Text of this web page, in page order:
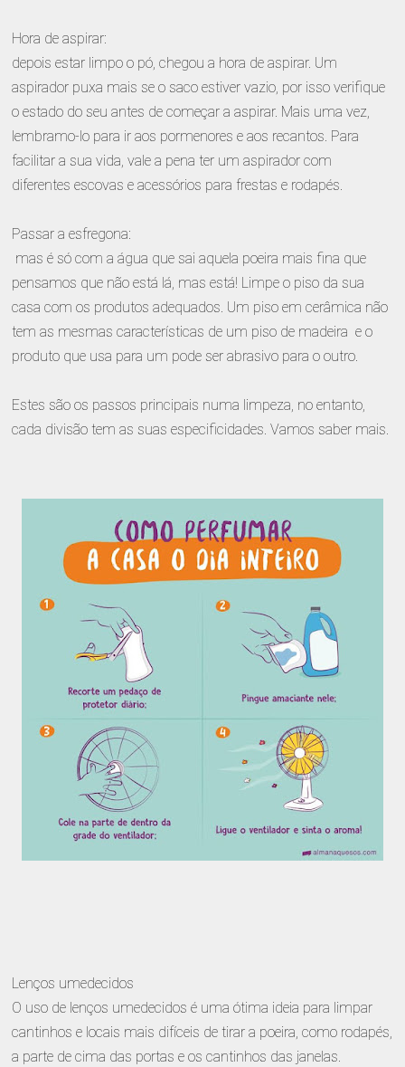
Hora de aspirar:
depois estar limpo o pó, chegou a hora de aspirar. Um
aspirador puxa mais se o saco estiver vazio, por isso verifique
o estado do seu antes de começar a aspirar. Mais uma vez,
lembramo-lo para ir aos pormenores e aos recantos. Para
facilitar a sua vida, vale a pena ter um aspirador com
diferentes escovas e acessórios para frestas e rodapés.
Passar a esfregona:
mas é só com a água que sai aquela poeira mais fina que
pensamos que não está lá, mas está! Limpe o piso da sua
casa com os produtos adequados. Um piso em cerâmica não
tem as mesmas características de um piso de madeira e o
produto que usa para um pode ser abrasivo para o outro.
Estes são os passos principais numa limpeza, no entanto,
cada divisão tem as suas especificidades. Vamos saber mais.
Lenços umedecidos
O uso de lenços umedecidos é uma ótima ideia para limpar
cantinhos e locais mais difíceis de tirar a poeira, como rodapés,
a parte de cima das portas e os cantinhos das janelas.